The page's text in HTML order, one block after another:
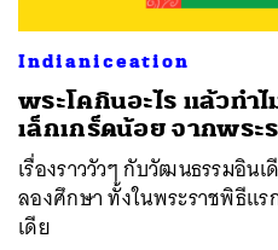
Indianiceation
พระโคกินอะไร แล้วทำ
เล็กเกร็ดน้อย จากพร
เรื่องราววัวๆ กับวัฒนธรรมอิน
ลองศึกษา ทั้งในพระราชพิธีแ
เดีย